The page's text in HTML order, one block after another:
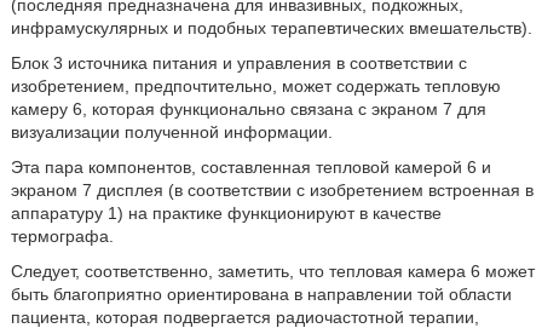
(последняя предназначена для инвазивных, подкожных,
инфрамускулярных и подобных терапевтических вмешательств).
Блок 3 источника питания и управления в соответствии с
изобретением, предпочтительно, может содержать тепловую
камеру 6, которая функционально связана с экраном 7 для
визуализации полученной информации.
Эта пара компонентов, составленная тепловой камерой 6 и
экраном 7 дисплея (в соответствии с изобретением встроенная в
аппаратуру 1) на практике функционируют в качестве
термографа.
Следует, соответственно, заметить, что тепловая камера 6 может
быть благоприятно ориентирована в направлении той области
пациента, которая подвергается радиочастотной терапии,